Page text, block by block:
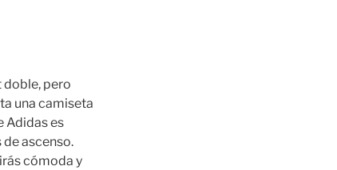
doble, pero
una camiseta
Adidas es
ascenso.
cómoda y